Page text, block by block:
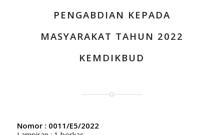
PENGABDIAN KEPADA
MASYARAKAT TAHUN 2022
KEMDIKBUD
Nomor : 0011/E5/2022